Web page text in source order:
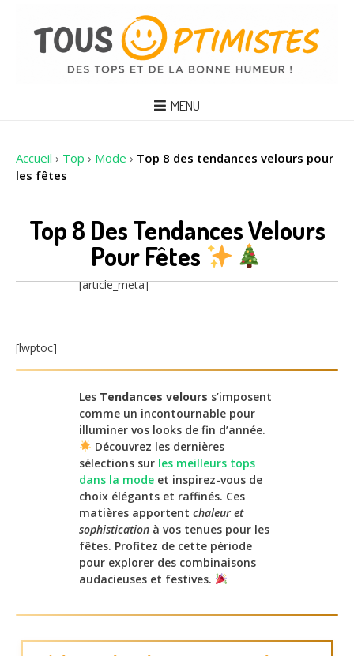
MENU
Accueil › Top › Mode › Top 8 des tendances velours pour
les fêtes
Top 8 Des Tendances Velours
Pour Fêtes
[article_meta]
[lwptoc]
Les Tendances velours s’imposent
comme un incontournable pour
illuminer vos looks de fin d’année.
Découvrez les dernières
sélections sur les meilleurs tops
dans la mode et inspirez-vous de
choix élégants et raffinés. Ces
matières apportent chaleur et
sophistication à vos tenues pour les
fêtes. Profitez de cette période
pour explorer des combinaisons
audacieuses et festives.